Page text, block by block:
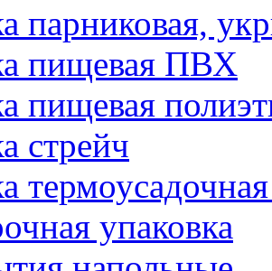
парниковая,
пищевая ПВХ
пищевая
стрейч
упаковка